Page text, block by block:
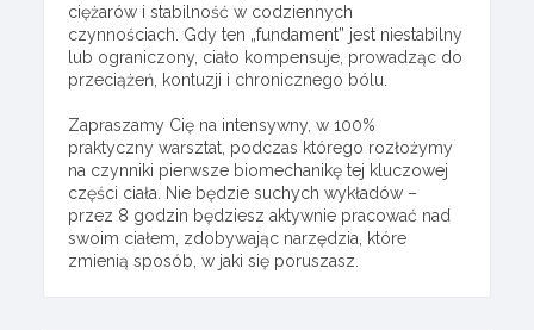
ciężarów i stabilność w codziennych
czynnościach. Gdy ten „fundament” jest niestabilny
lub ograniczony, ciało kompensuje, prowadząc do
przeciążeń, kontuzji i chronicznego bólu.
Zapraszamy Cię na intensywny, w 100%
praktyczny warsztat, podczas którego rozłożymy
na czynniki pierwsze biomechanikę tej kluczowej
części ciała. Nie będzie suchych wykładów –
przez 8 godzin będziesz aktywnie pracować nad
swoim ciałem, zdobywając narzędzia, które
zmienią sposób, w jaki się poruszasz.